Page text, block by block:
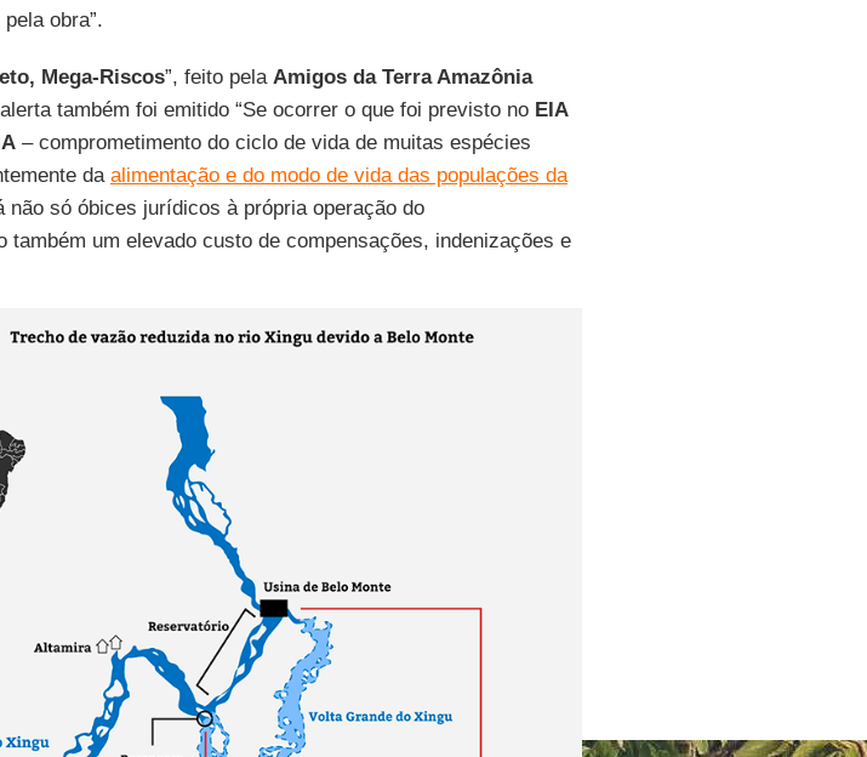
obra”.
Mega-Riscos”, feito pela Amigos da Terra Amazônia
também foi emitido “Se ocorrer o que foi previsto no EIA
– comprometimento do ciclo de vida de muitas espécies
da alimentação e do modo de vida das populações da
não só óbices jurídicos à própria operação do
também um elevado custo de compensações, indenizações e